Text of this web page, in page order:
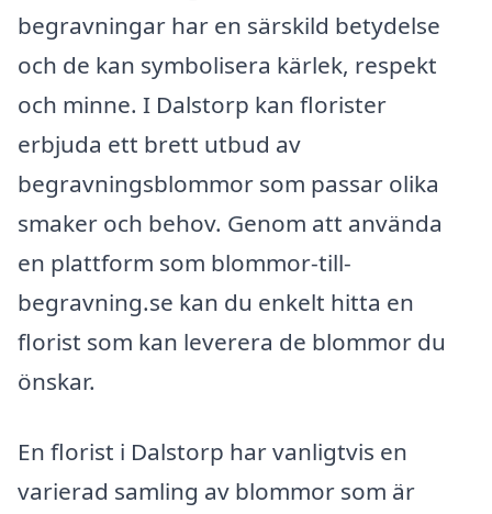
begravningar har en särskild betydelse
och de kan symbolisera kärlek, respekt
och minne. I Dalstorp kan florister
erbjuda ett brett utbud av
begravningsblommor som passar olika
smaker och behov. Genom att använda
en plattform som blommor-till-
begravning.se kan du enkelt hitta en
florist som kan leverera de blommor du
önskar.
En florist i Dalstorp har vanligtvis en
varierad samling av blommor som är